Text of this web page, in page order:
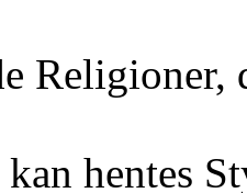
Religioner,
hentes